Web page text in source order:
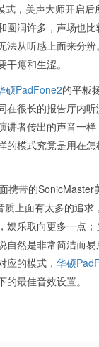
式，美声大师开启
圆润许多，声场也
法从听感上面来分
瘪和生涩。
硕PadFone2的平板
在很长的报告厅内
讲者传出的声音一
的模式究竟是用在
面携带的
质上面有太多的追求
娱乐取向更多一点
自然是非常简洁而
应的模式， 华硕
最佳音效设置。